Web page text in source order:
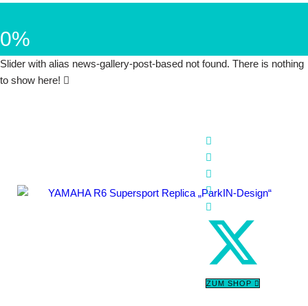
0%
ZUM SHOP
Slider with alias news-gallery-post-based not found. There is nothing
to show here!